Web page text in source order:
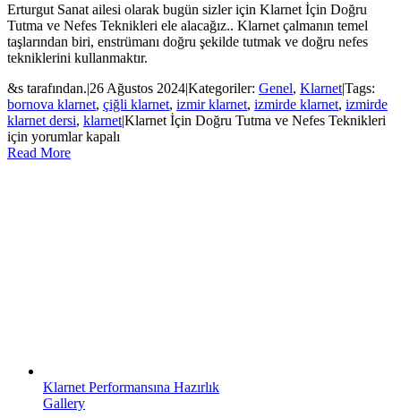
Erturgut Sanat ailesi olarak bugün sizler için Klarnet İçin Doğru
Tutma ve Nefes Teknikleri ele alacağız.. Klarnet çalmanın temel
taşlarından biri, enstrümanı doğru şekilde tutmak ve doğru nefes
tekniklerini kullanmaktır.
&s tarafından.|26 Ağustos 2024|Kategoriler: Genel, Klarnet|Tags:
bornova klarnet, çiğli klarnet, izmir klarnet, izmirde klarnet, izmirde
klarnet dersi, klarnet|Klarnet İçin Doğru Tutma ve Nefes Teknikleri
için yorumlar kapalı
Read More
Klarnet Performansına Hazırlık
Gallery